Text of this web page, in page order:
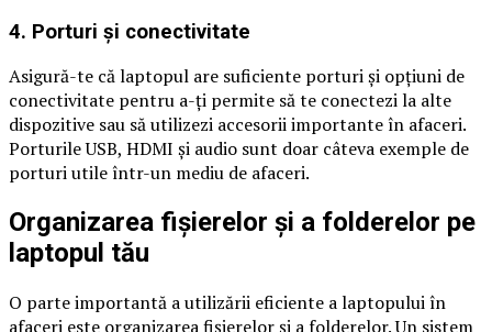
4. Porturi și conectivitate
Asigură-te că laptopul are suficiente porturi și opțiuni de
conectivitate pentru a-ți permite să te conectezi la alte
dispozitive sau să utilizezi accesorii importante în afaceri.
Porturile USB, HDMI și audio sunt doar câteva exemple de
porturi utile într-un mediu de afaceri.
Organizarea fișierelor și a folderelor pe
laptopul tău
O parte importantă a utilizării eficiente a laptopului în
afaceri este organizarea fișierelor și a folderelor. Un sistem